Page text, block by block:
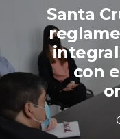
Santa
con